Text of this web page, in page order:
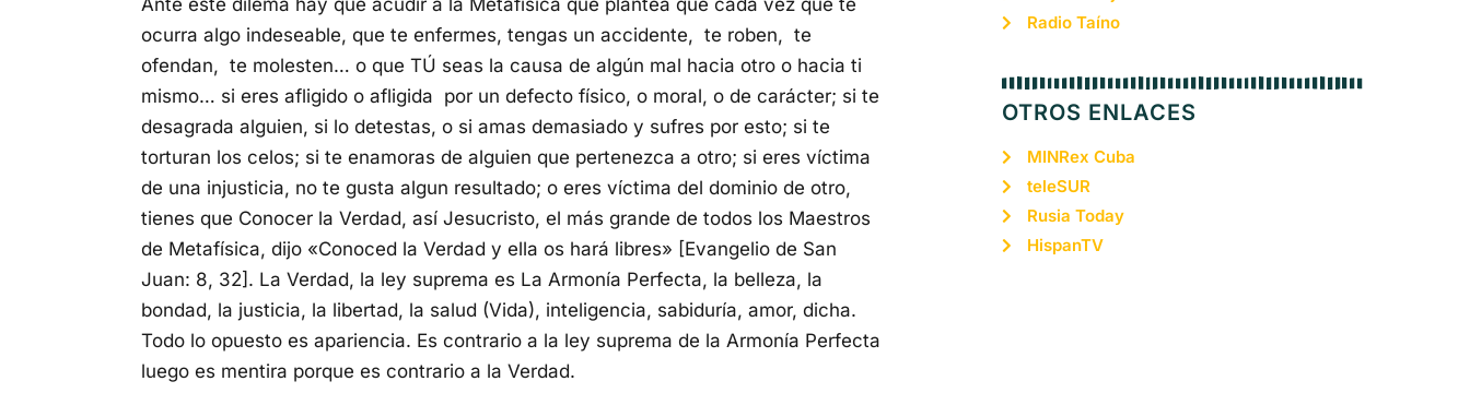
ocurra algo indeseable, que te enfermes, tengas un accidente, te roben, te
ofendan, te molesten… o que TÚ seas la causa de algún mal hacia otro o hacia ti
mismo… si eres afligido o afligida por un defecto físico, o moral, o de carácter; si te
desagrada alguien, si lo detestas, o si amas demasiado y sufres por esto; si te
torturan los celos; si te enamoras de alguien que pertenezca a otro; si eres víctima
de una injusticia, no te gusta algun resultado; o eres víctima del dominio de otro,
tienes que Conocer la Verdad, así Jesucristo, el más grande de todos los Maestros
de Metafísica, dijo «Conoced la Verdad y ella os hará libres» [Evangelio de San
Juan: 8, 32]. La Verdad, la ley suprema es La Armonía Perfecta, la belleza, la
bondad, la justicia, la libertad, la salud (Vida), inteligencia, sabiduría, amor, dicha.
Todo lo opuesto es apariencia. Es contrario a la ley suprema de la Armonía Perfecta
luego es mentira porque es contrario a la Verdad.
Radio Taíno
OTROS ENLACES
MINRex Cuba
teleSUR
Rusia Today
HispanTV